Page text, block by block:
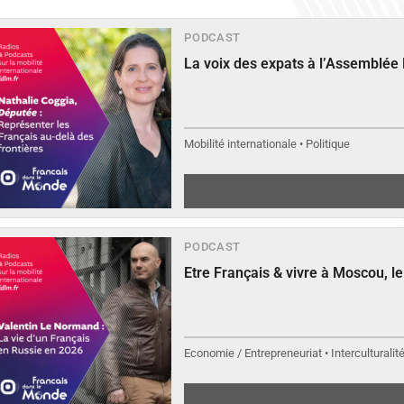
PODCAST
La voix des expats à
Mobilité internationale • Politique
PODCAST
Etre Français & vivre à Moscou,
Economie / Entrepreneuriat •